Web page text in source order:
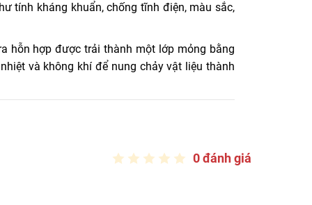
tính kháng khuẩn, chống tĩnh điện, màu sắc,
hỗn hợp được trải thành một lớp mỏng bằng
và không khí để nung chảy vật liệu thành
0 đánh giá